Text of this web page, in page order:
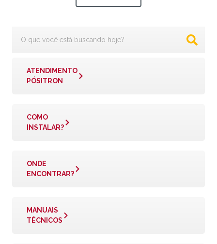
ATENDIMENTO
PÓSITRON
COMO
INSTALAR?
ONDE
ENCONTRAR?
MANUAIS
TÉCNICOS